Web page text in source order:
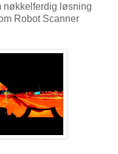
nøkkelferdig løsning
Robot Scanner